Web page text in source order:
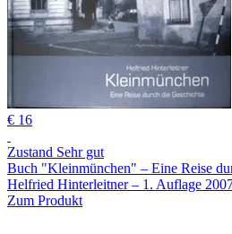
€ 16
Zustand Sehr gut
Buch "Kleinmünchen" – Eine Reise
Helfried Hinterleitner – 1. Auflage
Zum Produkt